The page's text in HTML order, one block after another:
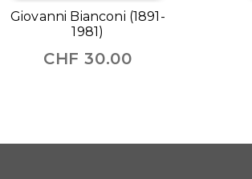
Giovanni Bianconi (1891-
1981)
CHF 30.00